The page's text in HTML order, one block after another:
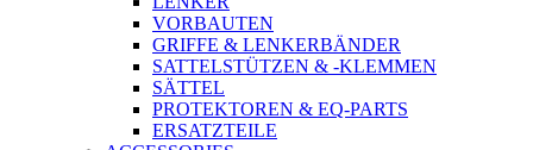
VORBAUTEN
GRIFFE & LENKERBÄNDER
SATTELSTÜTZEN & -KLEMMEN
SÄTTEL
PROTEKTOREN & EQ-PARTS
ERSATZTEILE